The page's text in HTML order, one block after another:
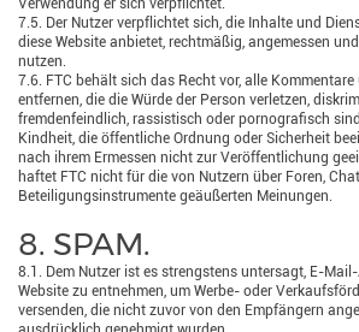
Verwendung er sich verpflichtet.
7.5. Der Nutzer verpflichtet sich, die Inhalte und
diese Website anbietet, rechtmäßig, angemessen
nutzen.
7.6. FTC behält sich das Recht vor, alle
entfernen, die die Würde der Person verletzen,
fremdenfeindlich, rassistisch oder pornografisch
Kindheit, die öffentliche Ordnung oder Sicherheit
nach ihrem Ermessen nicht zur Veröffentlichung
haftet FTC nicht für die von Nutzern über Foren,
Beteiligungsinstrumente geäußerten Meinungen.
8. SPAM.
8.1. Dem Nutzer ist es strengstens untersagt, E-
Website zu entnehmen, um Werbe- oder
versenden, die nicht zuvor von den Empfängern